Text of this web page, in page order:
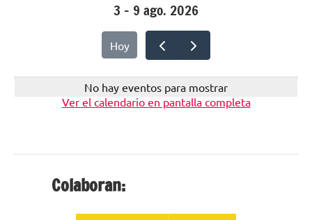
3 – 9 ago. 2026
Hoy
No hay eventos para mostrar
Ver el calendario en pantalla completa
Colaboran: